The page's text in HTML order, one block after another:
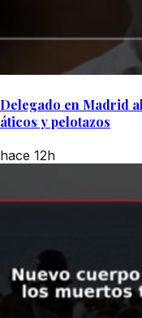
Delegado en Madrid
áticos y pelotazos
hace 12h